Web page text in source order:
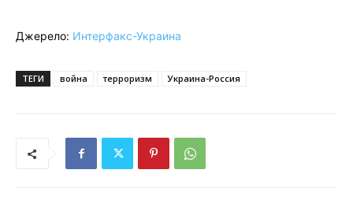
Джерело: Интерфакс-Украина
ТЕГИ война терроризм Украина-Россия